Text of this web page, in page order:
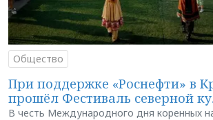
Общество
При поддержке «Роснефти» в
прошёл Фестиваль северной
В честь Международного дня коренных